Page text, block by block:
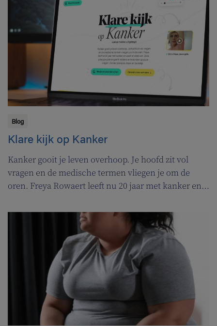
precies is, hoe je kunt bepalen of jij deze genmutatie
meedraagt en welke stappen je kunt ondernemen
als je drager blijkt te zijn van het BRCA1 of BRCA2-
gen.
Blog
Klare kijk op Kanker
Kanker gooit je leven overhoop. Je hoofd zit vol
vragen en de medische termen vliegen je om de
oren. Freya Rowaert leeft nu 20 jaar met kanker en
ervaring te ondersteunen, lanceerde ze ‘Klare kijk